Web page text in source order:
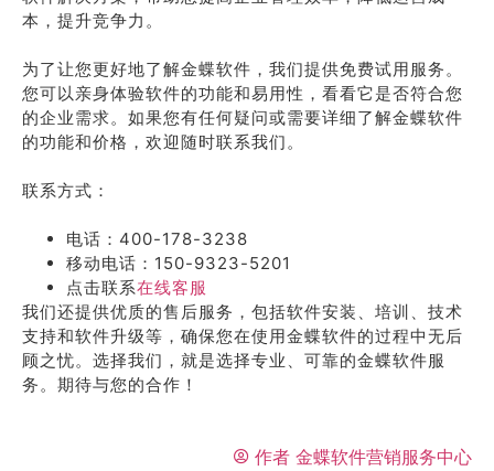
本，提升竞争力。
为了让您更好地了解金蝶软件，我们提供免费试用服务。
您可以亲身体验软件的功能和易用性，看看它是否符合您
的企业需求。如果您有任何疑问或需要详细了解金蝶软件
的功能和价格，欢迎随时联系我们。
联系方式：
电话：400-178-3238
移动电话：150-9323-5201
点击联系在线客服
我们还提供优质的售后服务，包括软件安装、培训、技术
支持和软件升级等，确保您在使用金蝶软件的过程中无后
顾之忧。选择我们，就是选择专业、可靠的金蝶软件服
务。期待与您的合作！
作者 金蝶软件营销服务中心